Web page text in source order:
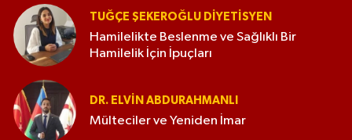
TUĞÇE ŞEKEROĞLU DIYETISYEN
Hamilelikte Beslenme ve Sağlıklı Bir
Hamilelik İçin İpuçları
DR. ELVIN ABDURAHMANLI
Mülteciler ve Yeniden İmar